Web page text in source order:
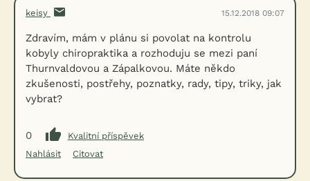
keisy 15.12.2018 09:07
Zdravím, mám v plánu si povolat na kontrolu
kobyly chiropraktika a rozhoduju se mezi paní
Thurnvaldovou a Zápalkovou. Máte někdo
zkušenosti, postřehy, poznatky, rady, tipy, triky, jak
vybrat?
0
Kvalitní příspěvek
Nahlásit
Citovat